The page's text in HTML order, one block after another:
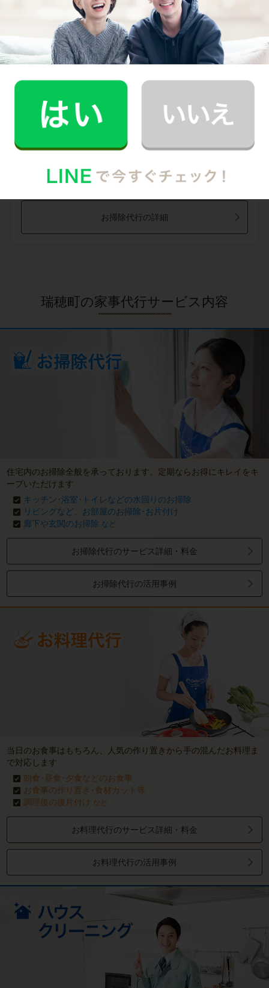
掃除箇所ごとの時間（目安）
掃除箇所を選択してください
料金内訳
＼ １分でかんたん登録 ／
すでに会員の方は、
お掃除代行の詳細
瑞穂町の家事代行サービス内容
住宅内のお掃除全般を承っております。定期ならお得にキレイをキ
ープいただけます
キッチン･浴室･トイレなどの水回りのお掃除
リビングなど、お部屋のお掃除･お片付け
廊下や玄関のお掃除 など
お掃除代行のサービス詳細・料金
お掃除代行の活用事例
当日のお食事はもちろん、人気の作り置きから手の混んだお料理ま
で対応します
朝食･昼食･夕食などのお食事
お食事の作り置き･食材カット等
調理後の後片付け など
お料理代行のサービス詳細・料金
お料理代行の活用事例